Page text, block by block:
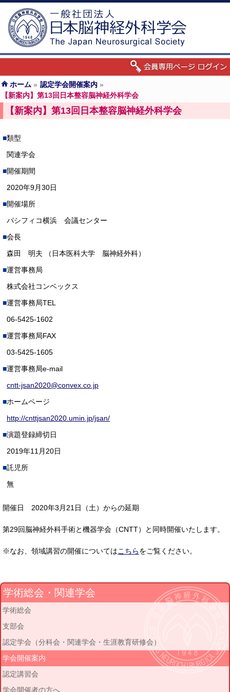
ホーム » 認定学会開催案内 »
【新案内】第13回日本整容脳神経外科学会
【新案内】第13回日本整容脳神経外科学会
類型
関連学会
開催期間
2020年9月30日
開催場所
パシフィコ横浜 会議センター
会長
森田 明夫 （日本医科大学 脳神経外科）
運営事務局
株式会社コンベックス
運営事務局TEL
06-5425-1602
運営事務局FAX
03-5425-1605
運営事務局e-mail
cntt-jsan2020@convex.co.jp
ホームページ
http://cnttjsan2020.umin.jp/jsan/
演題登録締切日
2019年11月20日
託児所
無
開催日 2020年3月21日（土）からの延期
第29回脳神経外科手術と機器学会（CNTT）と同時開催いたします。
※なお、領域講習の開催についてはこちらをご覧ください。
学術総会・関連学会
学術総会
支部会
認定学会（分科会・関連学会・生涯教育研修会）
学会開催案内
認定講習会
学会開催者の方へ